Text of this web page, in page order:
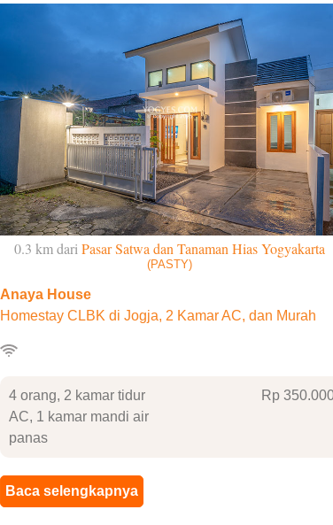
0.3 km dari Pasar Satwa dan Tanaman Hias Yogyakarta
(PASTY)
Anaya House
Homestay CLBK di Jogja, 2 Kamar AC, dan Murah
4 orang, 2 kamar tidur
AC, 1 kamar mandi air
panas
Rp 350
Baca selengkapnya